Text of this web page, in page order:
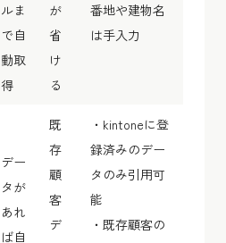
ルま
で自
動取
得
が
省
け
る
番地や建物名
は手入力
デー
タが
あれ
ば自
既
存
顧
客
デ
・kintoneに登
録済みのデー
タのみ引用可
能
・既存顧客の